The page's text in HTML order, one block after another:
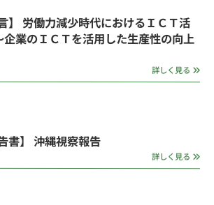
】 労働力減少時代におけるＩＣＴ活
業のＩＣＴを活用した生産性の向上
詳しく見る
書】 沖縄視察報告
詳しく見る